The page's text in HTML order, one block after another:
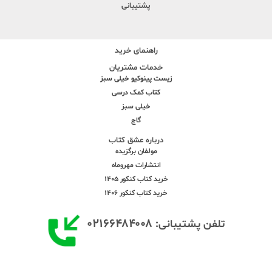
پشتیبانی
راهنمای خرید
خدمات مشتریان
زیست پینوکیو خیلی سبز
کتاب کمک درسی
خیلی سبز
گاج
درباره عشق کتاب
مولفان برگزیده
انتشارات مهروماه
خرید کتاب کنکور 1405
خرید کتاب کنکور 1406
تلفن پشتیبانی: ۰۲۱۶۶۴۸۴۰۰۸